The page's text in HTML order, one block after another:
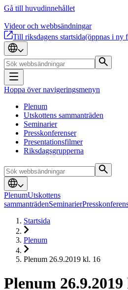
Gå till huvudinnehållet
Videor och webbsändningar
Till riksdagens startsida(öppnas i ny
Hoppa över navigeringsmenyn
Plenum
Utskottens sammanträden
Seminarier
Presskonferenser
Presentationsfilmer
Riksdagsgrupperna
PlenumUtskottens
sammanträdenSeminarier
Startsida
Plenum
Plenum 26.9.2019 kl. 16
Plenum